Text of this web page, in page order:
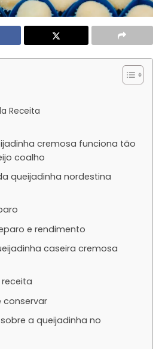
Receita
cremosa funciona tão
coalho
queijadinha nordestina
e rendimento
caseira cremosa
conservar
a queijadinha no